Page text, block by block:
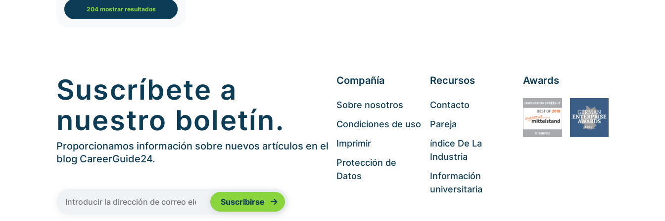
204 mostrar resultados
Suscríbete a
nuestro boletín.
Proporcionamos información sobre nuevos artículos en el
blog CareerGuide24.
Compañía
Sobre nosotros
Condiciones de uso
Imprimir
Protección de
Datos
Recursos
Contacto
Pareja
índice De La
Industria
Información
universitaria
Awards